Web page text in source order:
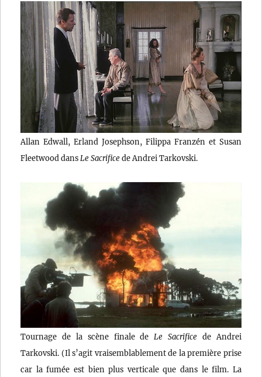
Allan Edwall, Erland Josephson, Filippa Franzén et Susan
Fleetwood dansLe Sacrificede Andrei Tarkovski.
Tournage de la scène finale de Le Sacrifice de Andrei
Tarkovski. (Il s’agit vraisemblablement de la première prise
car la fumée est bien plus verticale que dans le film. La